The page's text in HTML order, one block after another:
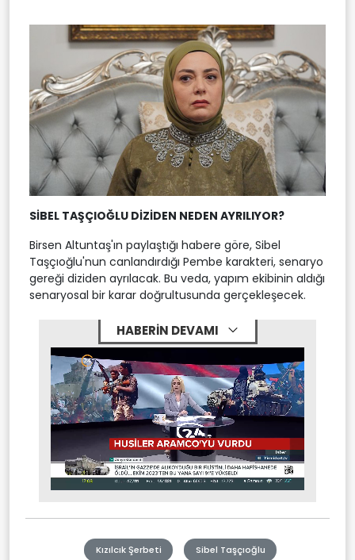
SİBEL TAŞÇIOĞLU DİZİDEN NEDEN AYRILIYOR?
Birsen Altuntaş'ın paylaştığı habere göre, Sibel
Taşçıoğlu'nun canlandırdığı Pembe karakteri, senaryo
gereği diziden ayrılacak. Bu veda, yapım ekibinin aldığı
senaryosal bir karar doğrultusunda gerçekleşecek.
HABERİN DEVAMI
Mute Stream
Kızılcık Şerbeti Sibel Taşçıoğlu